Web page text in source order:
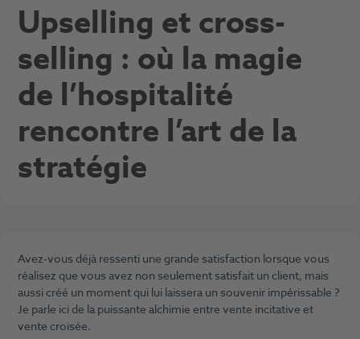
Upselling et cross-
selling : où la magie
de l’hospitalité
rencontre l’art de la
stratégie
Avez-vous déjà ressenti une grande satisfaction lorsque vous
réalisez que vous avez non seulement satisfait un client, mais
aussi créé un moment qui lui laissera un souvenir impérissable ?
Je parle ici de la puissante alchimie entre vente incitative et
vente croisée.